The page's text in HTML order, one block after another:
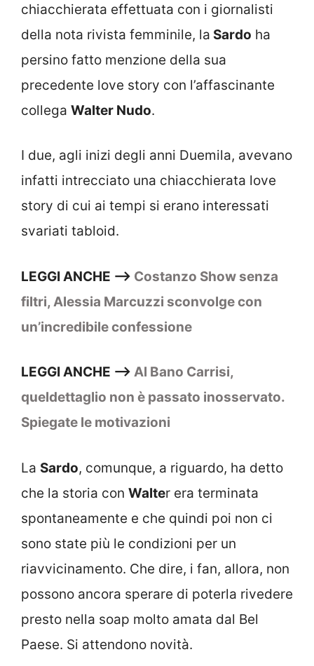
chiacchierata effettuata con i giornalisti
della nota rivista femminile, la Sardo ha
persino fatto menzione della sua
precedente love story con l’affascinante
collega Walter Nudo.
I due, agli inizi degli anni Duemila, avevano
infatti intrecciato una chiacchierata love
story di cui ai tempi si erano interessati
svariati tabloid.
LEGGI ANCHE –> Costanzo Show senza
filtri, Alessia Marcuzzi sconvolge con
un’incredibile confessione
LEGGI ANCHE –> Al Bano Carrisi,
queldettaglio non è passato inosservato.
Spiegate le motivazioni
La Sardo, comunque, a riguardo, ha detto
che la storia con Walter era terminata
spontaneamente e che quindi poi non ci
sono state più le condizioni per un
riavvicinamento. Che dire, i fan, allora, non
possono ancora sperare di poterla rivedere
presto nella soap molto amata dal Bel
Paese. Si attendono novità.